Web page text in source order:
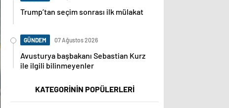
Trump’tan seçim sonrası ilk mülakat
GÜNDEM 07 Ağustos 2026
Avusturya başbakanı Sebastian Kurz
ile ilgili bilinmeyenler
KATEGORİNİN POPÜLERLERİ